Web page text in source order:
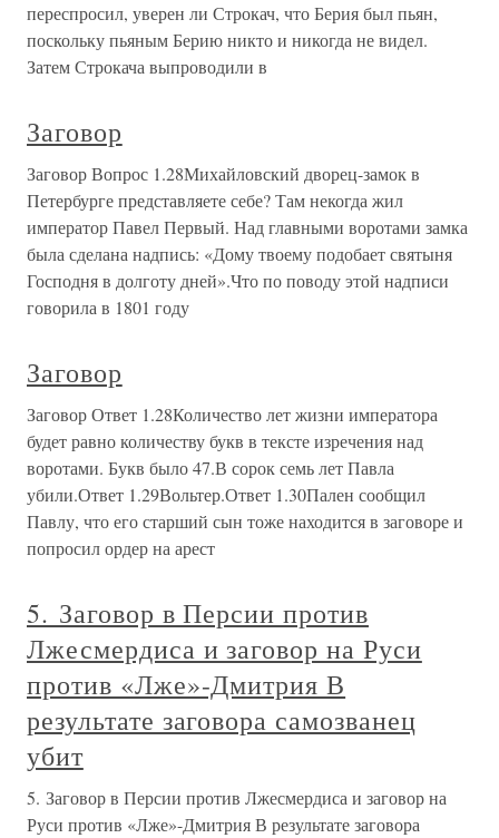
переспросил, уверен ли Строкач, что Берия был пьян,
поскольку пьяным Берию никто и никогда не видел.
Затем Строкача выпроводили в
Заговор
Заговор Вопрос 1.28Михайловский дворец-замок в
Петербурге представляете себе? Там некогда жил
император Павел Первый. Над главными воротами замка
была сделана надпись: «Дому твоему подобает святыня
Господня в долготу дней».Что по поводу этой надписи
говорила в 1801 году
Заговор
Заговор Ответ 1.28Количество лет жизни императора
будет равно количеству букв в тексте изречения над
воротами. Букв было 47.В сорок семь лет Павла
убили.Ответ 1.29Вольтер.Ответ 1.30Пален сообщил
Павлу, что его старший сын тоже находится в заговоре и
попросил ордер на арест
5. Заговор в Персии против
Лжесмердиса и заговор на Руси
против «Лже»-Дмитрия В
результате заговора самозванец
убит
5. Заговор в Персии против Лжесмердиса и заговор на
Руси против «Лже»-Дмитрия В результате заговора